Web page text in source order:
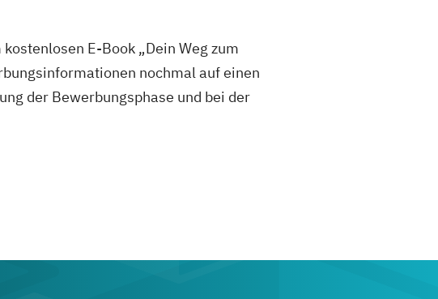
E-Book „Dein Weg zum
nochmal auf einen
der Bewerbungsphase und bei der